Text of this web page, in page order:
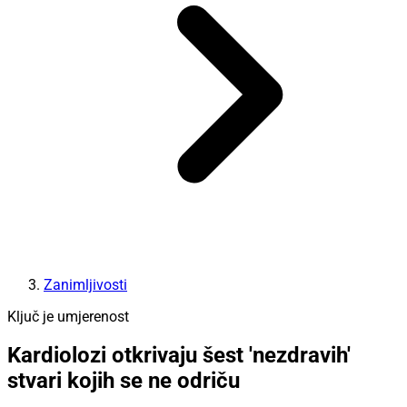
Zanimljivosti
Ključ je umjerenost
Kardiolozi otkrivaju šest 'nezdravih'
stvari kojih se ne odriču